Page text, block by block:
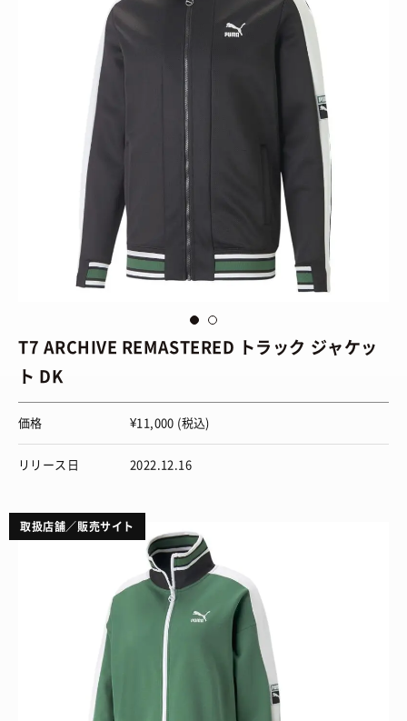
T7 ARCHIVE REMASTERED トラック ジャケッ
ト DK
価格 ¥11,000 (税込)
リリース日 2022.12.16
取扱店舗／販売サイト